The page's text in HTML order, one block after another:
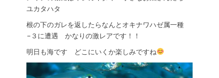
ユカタハタ
根の下のガレを返したらなんとオキナワハゼ属一種
−３に遭遇 かなりの激レアです！！
明日も海です どこにいくか楽しみですね